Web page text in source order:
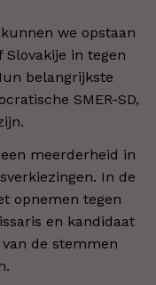
we opstaan
Slovakije in tegen
belangrijkste
SMER-SD,
meerderheid in
In de
opnemen tegen
en kandidaat
van de stemmen